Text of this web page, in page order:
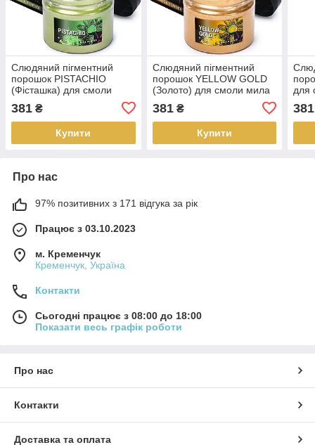
Слюдяний пігментний
порошок PISTACHIO
(Фісташка) для смоли
SOAP SHOP банка 57
грам
381 ₴
Купити
Слюдяний пігментний
порошок YELLOW GOLD
(Золото) для смоли мила
макіяжу манікюру SOAP
SHOP банка 57 грам
381₴
Купити
для
381
Про нас
97% позитивних з 171 відгука за рік
Працює з 03.10.2023
м. Кременчук
Кременчук, Україна
Контакти
Сьогодні працює з 08:00 до 18:00
Показати весь графік роботи
Про нас
Контакти
Доставка та оплата